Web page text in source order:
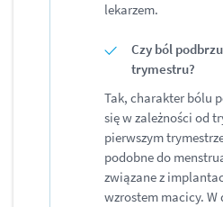
lekarzem.
Czy ból
trymestru?
Tak, charakter bólu
się w zależności od
pierwszym
podobne do
związane z
wzrostem macicy.